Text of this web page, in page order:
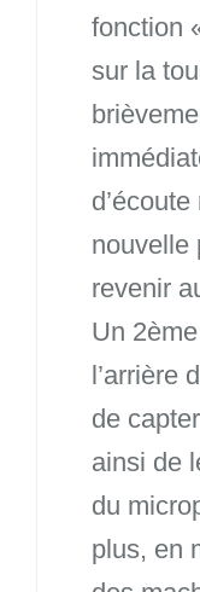
fonction
sur la
nouvelle
revenir
Un
l’arrière
de
ainsi de
du
plus, en